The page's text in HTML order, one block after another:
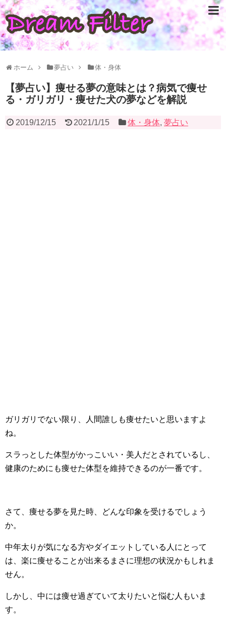
ホーム 夢占い 体・身体
【夢占い】痩せる夢の意味とは？病気で痩せ
る・ガリガリ・痩せた犬の夢などを解説
2019/12/15 2021/1/15 体・身体,夢占い
ガリガリでない限り、人間誰しも痩せたいと思いますよ
ね。
スラっとした体型がかっこいい・美人だとされているし、
健康のためにも痩せた体型を維持できるのが一番です。
さて、痩せる夢を見た時、どんな印象を受けるでしょう
か。
中年太りが気になる方やダイエットしている人にとって
は、楽に痩せることが出来るまさに理想の状況かもしれま
せん。
しかし、中には痩せ過ぎていて太りたいと悩む人もいま
す。